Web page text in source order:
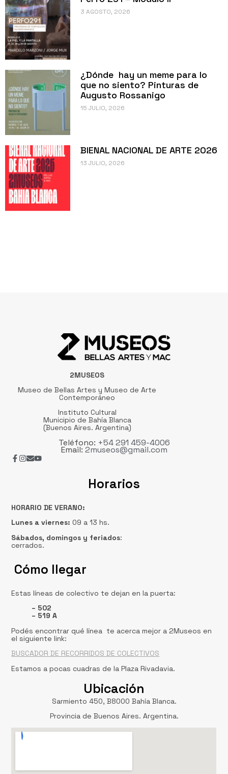
3 AGOSTO, 2026
¿Dónde hay un meme para lo
que no siento? Pinturas de
Augusto Rossanigo
15 JULIO, 2026
BIENAL NACIONAL DE ARTE 2026
13 JULIO, 2026
2MUSEOS
Museo de Bellas Artes y Museo de Arte
Contemporáneo
Instituto Cultural
Municipio de Bahía Blanca
(Buenos Aires. Argentina)
Teléfono: +54 291 459-4006
Email: 2museos@gmail.com
Cómo llegar
Horarios
HORARIO DE VERANO:
Lunes a viernes: 09 a 13 hs.
Sábados, domingos y feriados:
cerrados.
Estas líneas de colectivo te dejan en la puerta:
– 502
– 519 A
Podés encontrar qué línea te acerca mejor a 2Museos en
el siguiente link:
BUSCADOR DE RECORRIDOS DE COLECTIVOS
Estamos a pocas cuadras de la Plaza Rivadavia.
Ubicación
Sarmiento 450, B8000 Bahía Blanca.
Provincia de Buenos Aires. Argentina.